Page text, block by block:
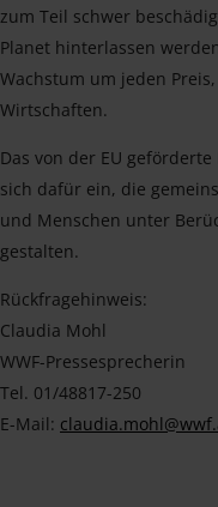
zum Teil schwer
Planet hinterlassen
Wachstum um jeden
Wirtschaften.
Das von der EU geförderte
sich dafür ein, die
und Menschen unter
gestalten.
Rückfragehinweis:
Claudia Mohl
WWF-Pressesprecherin
Tel. 01/48817-250
E-Mail: